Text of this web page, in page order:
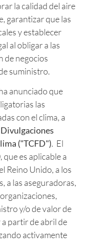
la calidad del aire
garantizar que las
y establecer
al obligar a las
de negocios
suministro.
anunciado que
las
con el clima, a
Divulgaciones
("TCFD"). El
es aplicable a
Reino Unido, a los
a las aseguradoras,
y/o de valor de
a partir de abril de
activamente